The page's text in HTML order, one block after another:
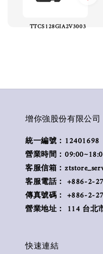
TTCS128GIA2V3003
增你強股份有限公司
統一編號：12401698
營業時間：
客服信箱：
客服電話： +886-2-
傳真號碼： +886-2-
營業地址： 114 台北
快速連結